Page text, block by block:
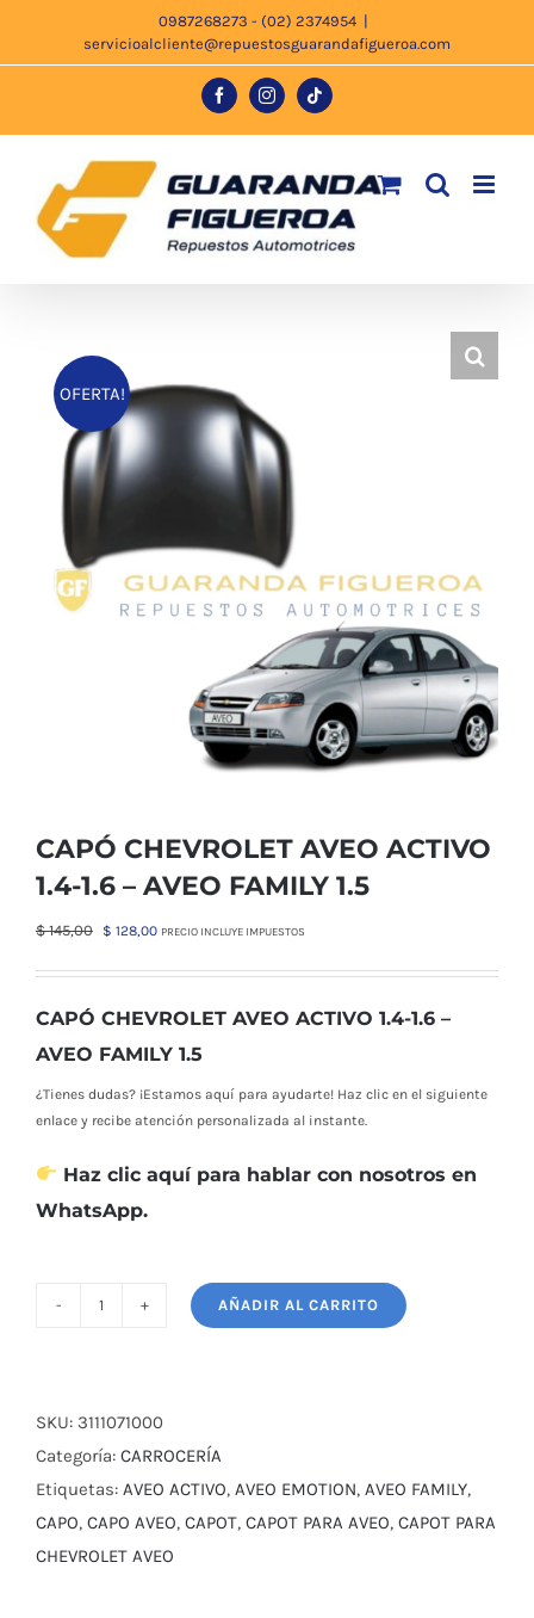
0987268273 - (02) 2374954 |
servicioalcliente@repuestosguarandafigueroa.com
FacebookInstagramTiktok
OFERTA!
CAPÓ CHEVROLET AVEO ACTIVO
1.4-1.6 – AVEO FAMILY 1.5
$145,00
El
original
$ 128,00El
actual
PRECIO INCLUYE IMPUESTOS
CAPÓ CHEVROLET AVEO ACTIVO 1.4-1.6 –
AVEO FAMILY 1.5
¿Tienes dudas? ¡Estamos aquí para ayudarte! Haz clic en el siguiente
enlace y recibe atención personalizada al instante.
Haz clic aquí para hablar con nosotros en
WhatsApp.
ACTIVO
1.4-
1.6
-
AVEO
AÑADIR AL CARRITO
SKU: 3111071000
Categoría: CARROCERÍA
Etiquetas: AVEO ACTIVO, AVEO EMOTION, AVEO FAMILY,
CAPO, CAPO AVEO, CAPOT, CAPOT PARA AVEO, CAPOT PARA
CHEVROLET AVEO